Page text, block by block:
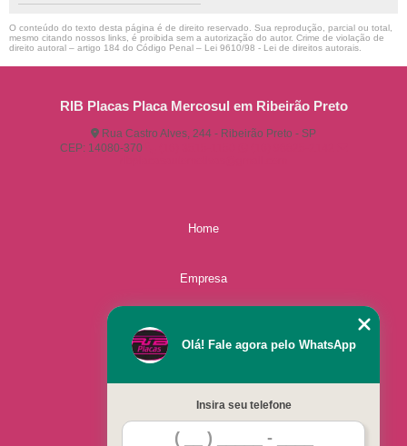
O conteúdo do texto desta página é de direito reservado. Sua reprodução, parcial ou total,
mesmo citando nossos links, é proibida sem a autorização do autor. Crime de violação de
direito autoral – artigo 184 do Código Penal – Lei 9610/98 - Lei de direitos autorais
RIB Placas Placa Mercosul em Ribeirão Preto
Rua Castro Alves, 244 - Ribeirão Preto - SP
CEP: 14080-370
Home
Empresa
Contato
Olá! Fale agora pelo WhatsApp
Insira seu telefone